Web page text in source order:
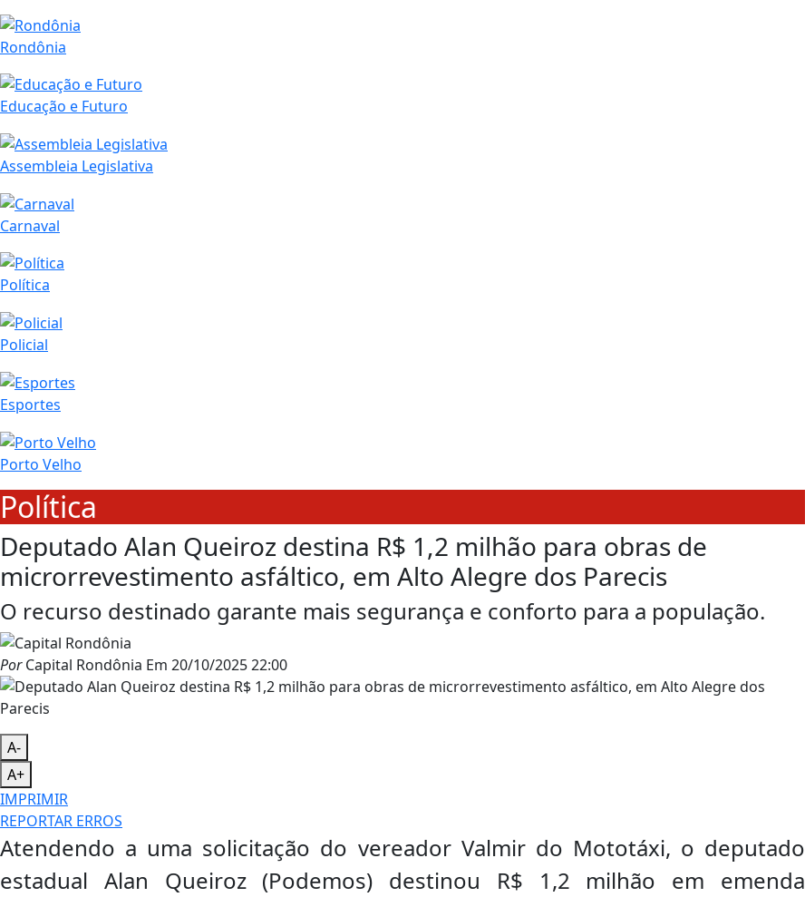
Rondônia
Educação e Futuro
Assembleia Legislativa
Carnaval
Política
Policial
Esportes
Porto Velho
Política
Deputado Alan Queiroz destina R$ 1,2 milhão para obras de
microrrevestimento asfáltico, em Alto Alegre dos Parecis
O recurso destinado garante mais segurança e conforto para a população.
PorCapital Rondônia Em 20/10/2025 22:00
A-
A+
IMPRIMIR
REPORTAR ERROS
Atendendo a uma solicitação do vereador Valmir do Mototáxi, o deputado
estadual Alan Queiroz (Podemos) destinou R$ 1,2 milhão em emenda